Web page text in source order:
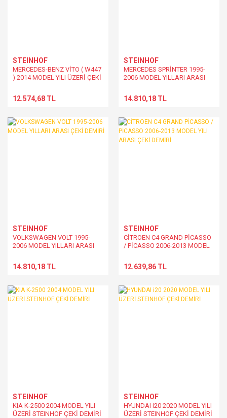
STEINHOF
MERCEDES-BENZ VİTO ( W447
) 2014 MODEL YILI ÜZERİ ÇEKİ
12.574,68 TL
STEINHOF
MERCEDES SPRİNTER 1995-
2006 MODEL YILLARI ARASI
14.810,18 TL
STEINHOF
VOLKSWAGEN VOLT 1995-
2006 MODEL YILLARI ARASI
14.810,18 TL
STEINHOF
CİTROEN C4 GRAND PİCASSO
/ PİCASSO 2006-2013 MODEL
12.639,86 TL
STEINHOF
KIA K-2500 2004 MODEL YILI
ÜZERİ STEINHOF ÇEKİ DEMİRİ
STEINHOF
HYUNDAI i20 2020 MODEL YILI
ÜZERİ STEINHOF ÇEKİ DEMİRİ